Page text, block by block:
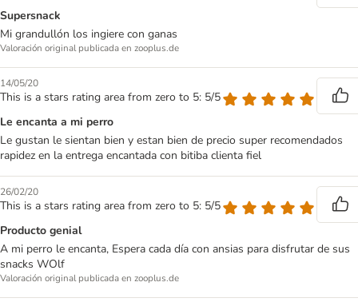
Supersnack
Mi grandullón los ingiere con ganas
Valoración original publicada en zooplus.de
14/05/20
This is a stars rating area from zero to 5: 5/5
Le encanta a mi perro
Le gustan le sientan bien y estan bien de precio super recomendados
rapidez en la entrega encantada con bitiba clienta fiel
26/02/20
This is a stars rating area from zero to 5: 5/5
Producto genial
A mi perro le encanta, Espera cada día con ansias para disfrutar de sus
snacks WOlf
Valoración original publicada en zooplus.de